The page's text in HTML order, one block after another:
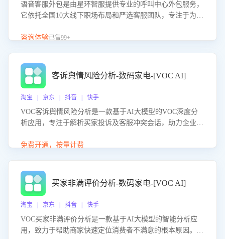
语音客服外包是由星环智服提供专业的呼叫中心外包服务，
它依托全国10大线下职场布局和严选客服团队，专注于为企
客服团队和智能工具提升语音客服服务效率和质量，帮助企
咨询体验已售99+
客诉舆情风险分析-数码家电-[VOC AI]
淘宝 | 京东 | 抖音 | 快手
VOC客诉舆情风险分析是一款基于AI大模型的VOC深度分
析应用，专注于解析买家投诉及客服冲突会话，助力企业精
别客户情绪、归因争议根源，并客观评估客服应对合理性与
能力，阻断差评扩散，维护品牌声誉，实现客户满意度的持
续提升。
免费开通，按量计费
买家非满评价分析-数码家电-[VOC AI]
淘宝 | 京东 | 抖音 | 快手
VOC买家非满评价分析是一款基于AI大模型的智能分析应
用，致力于帮助商家快速定位消费者不满意的根本原因。该